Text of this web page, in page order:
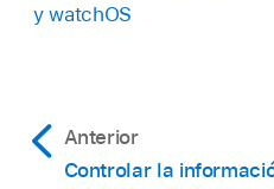
y watchOS
Anterior
Controlar la